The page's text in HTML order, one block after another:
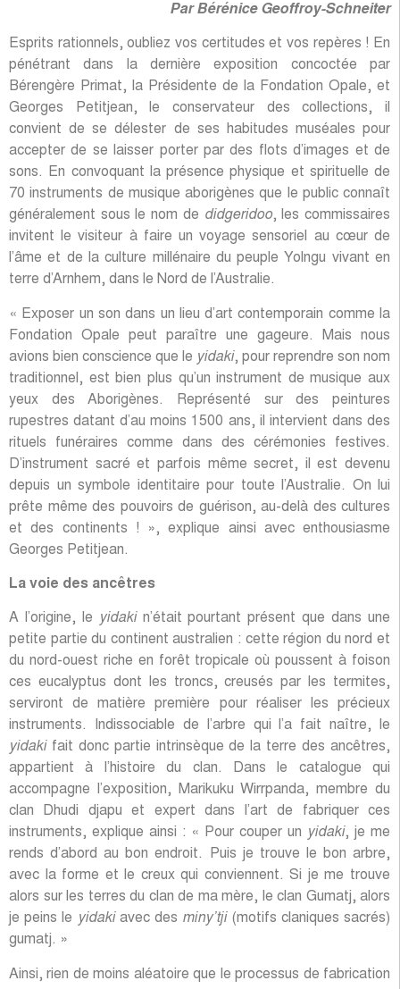
Par Bérénice Geoffroy-Schneiter
Esprits rationnels, oubliez vos certitudes et vos repères ! En
pénétrant dans la dernière exposition concoctée par
Bérengère Primat, la Présidente de la Fondation Opale, et
Georges Petitjean, le conservateur des collections, il
convient de se délester de ses habitudes muséales pour
accepter de se laisser porter par des flots d’images et de
sons. En convoquant la présence physique et spirituelle de
70 instruments de musique aborigènes que le public connaît
généralement sous le nom de didgeridoo, les commissaires
invitent le visiteur à faire un voyage sensoriel au cœur de
l’âme et de la culture millénaire du peuple Yolngu vivant en
terre d’Arnhem, dans le Nord de l’Australie.
« Exposer un son dans un lieu d’art contemporain comme la
Fondation Opale peut paraître une gageure. Mais nous
avions bien conscience que le yidaki, pour reprendre son nom
traditionnel, est bien plus qu’un instrument de musique aux
yeux des Aborigènes. Représenté sur des peintures
rupestres datant d’au moins 1500 ans, il intervient dans des
rituels funéraires comme dans des cérémonies festives.
D’instrument sacré et parfois même secret, il est devenu
depuis un symbole identitaire pour toute l’Australie. On lui
prête même des pouvoirs de guérison, au-delà des cultures
et des continents ! », explique ainsi avec enthousiasme
Georges Petitjean.
La voie des ancêtres
A l’origine, le yidaki n’était pourtant présent que dans une
petite partie du continent australien : cette région du nord et
du nord-ouest riche en forêt tropicale où poussent à foison
ces eucalyptus dont les troncs, creusés par les termites,
serviront de matière première pour réaliser les précieux
instruments. Indissociable de l’arbre qui l’a fait naître, le
yidaki fait donc partie intrinsèque de la terre des ancêtres,
appartient à l’histoire du clan. Dans le catalogue qui
accompagne l’exposition, Marikuku Wirrpanda, membre du
clan Dhudi djapu et expert dans l’art de fabriquer ces
instruments, explique ainsi : « Pour couper un yidaki, je me
rends d’abord au bon endroit. Puis je trouve le bon arbre,
avec la forme et le creux qui conviennent. Si je me trouve
alors sur les terres du clan de ma mère, le clan Gumatj, alors
je peins le yidakiavec des miny’tji (motifs claniques sacrés)
gumatj. »
Ainsi, rien de moins aléatoire que le processus de fabrication